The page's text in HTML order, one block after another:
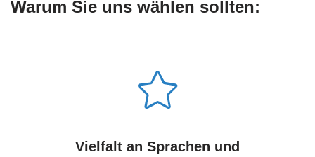
Warum Sie uns wählen sollten:
Vielfalt an Sprachen und